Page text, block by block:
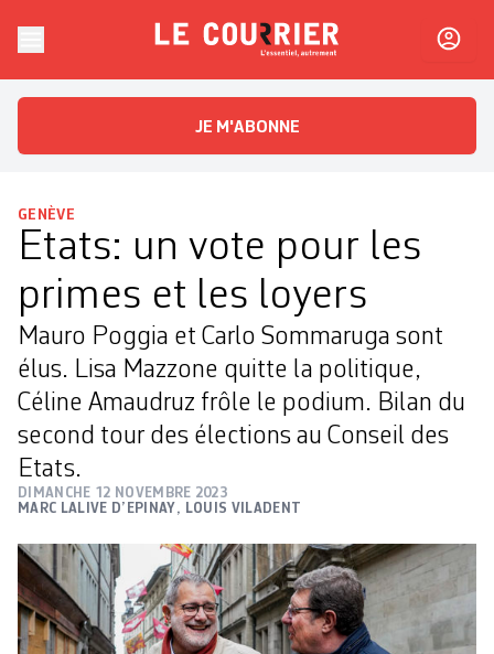
Le CourrierL'essentiel, autrement
JE M'ABONNE
GENÈVE
Etats: un vote pour les
primes et les loyers
Mauro Poggia et Carlo Sommaruga sont
élus. Lisa Mazzone quitte la politique,
Céline Amaudruz frôle le podium. Bilan du
second tour des élections au Conseil des
Etats.
DIMANCHE 12 NOVEMBRE 2023
MARC LALIVE D’EPINAY , LOUIS VILADENT